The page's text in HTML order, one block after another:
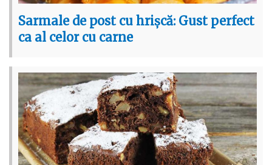
Sarmale de post cu hrișcă: Gust perfect
ca al celor cu carne